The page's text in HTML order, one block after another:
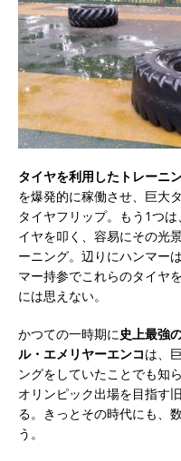
タイヤを利用したトレーニ
を爆発的に稼働させ、巨大
タイヤフリップ。もう1つ
イヤを叩く、容易にその光
ーニング。辺りにハンマー
マー持参でこれらのタイヤ
には思えない。
かつての一時期に史上最強
ル・エメリヤーエンコは、
ングをしていたことでも知
オリンピック出場を目指す
る。きっとその時代にも、
う。